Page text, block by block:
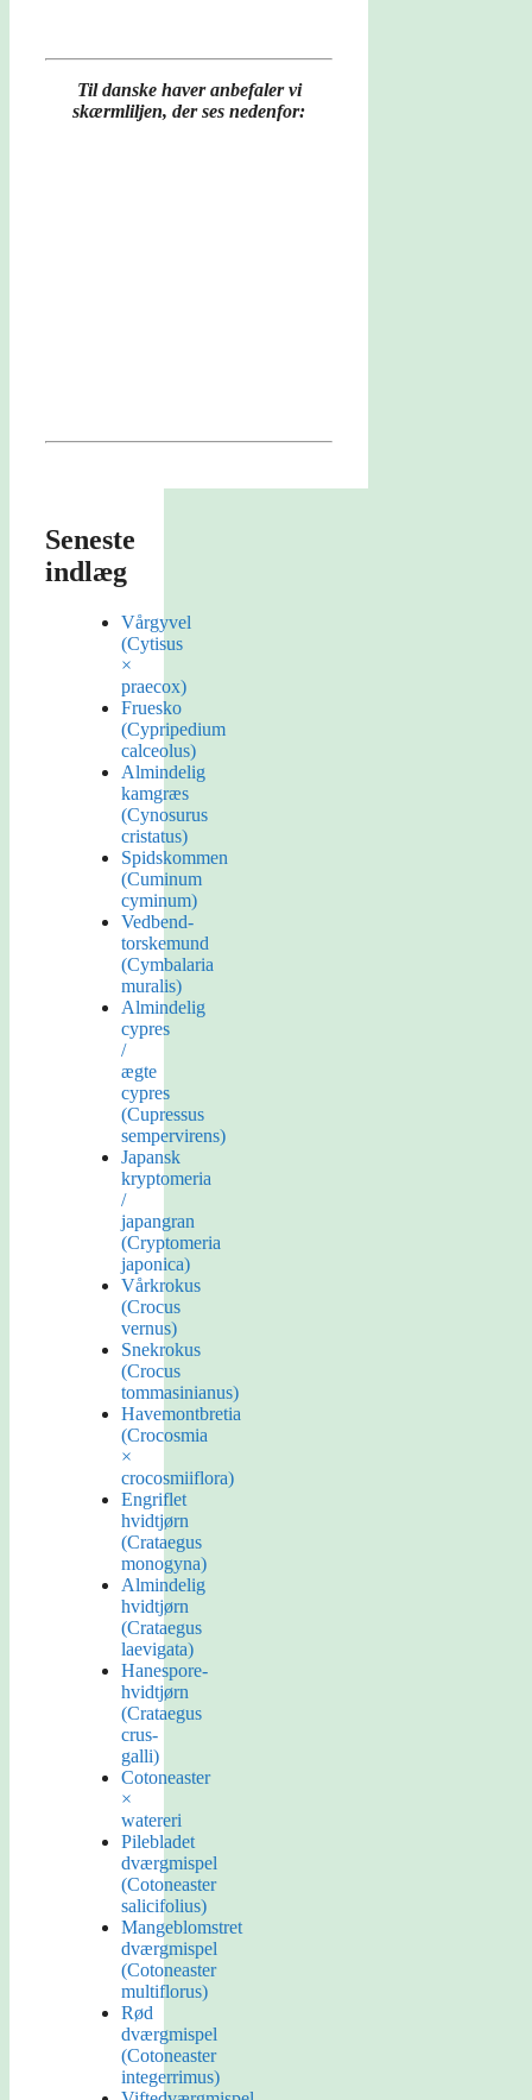
Til danske haver anbefaler vi
skærmliljen, der ses nedenfor:
Seneste
indlæg
Vårgyvel
(Cytisus
×
praecox)
Fruesko
(Cypripedium
calceolus)
Almindelig
kamgræs
(Cynosurus
cristatus)
Spidskommen
(Cuminum
cyminum)
Vedbend-
torskemund
(Cymbalaria
muralis)
Almindelig
cypres
/
ægte
cypres
(Cupressus
sempervirens)
Japansk
kryptomeria
/
japangran
(Cryptomeria
japonica)
Vårkrokus
(Crocus
vernus)
Snekrokus
(Crocus
tommasinianus)
Havemontbretia
(Crocosmia
×
crocosmiiflora)
Engriflet
hvidtjørn
(Crataegus
monogyna)
Almindelig
hvidtjørn
(Crataegus
laevigata)
Hanespore-
hvidtjørn
(Crataegus
crus-
galli)
Cotoneaster
×
watereri
Pilebladet
dværgmispel
(Cotoneaster
salicifolius)
Mangeblomstret
dværgmispel
(Cotoneaster
multiflorus)
Rød
dværgmispel
(Cotoneaster
integerrimus)